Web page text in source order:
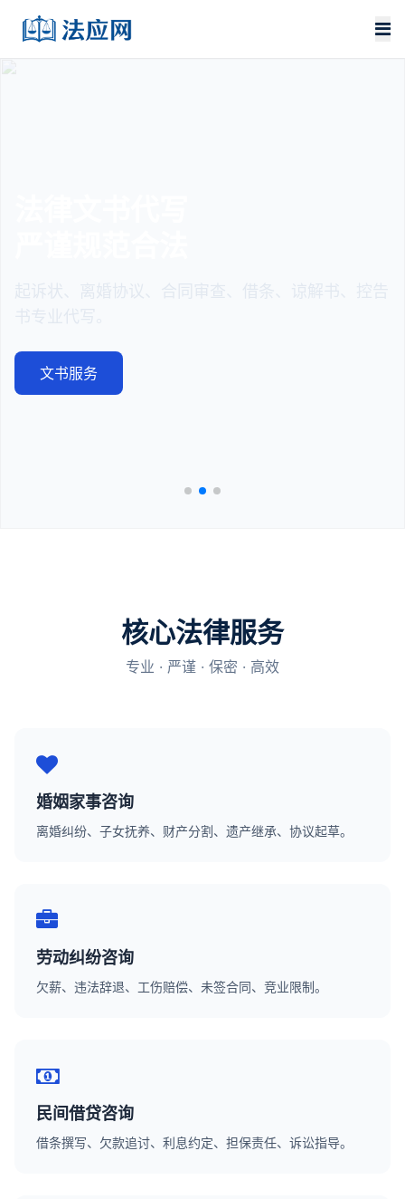
文书服务
核心法律服务
专业 · 严谨 · 保密 · 高效
婚姻家事咨询
离婚纠纷、子女抚养、财产分割、遗产继承、协议起草。
劳动纠纷咨询
欠薪、违法辞退、工伤赔偿、未签合同、竞业限制。
民间借贷咨询
借条撰写、欠款追讨、利息约定、担保责任、诉讼指导。